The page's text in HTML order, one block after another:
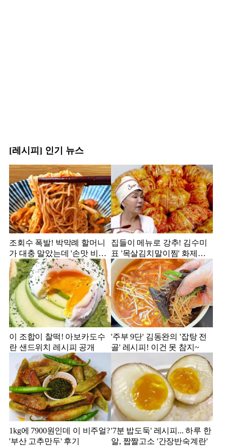
[레시피] 인기 뉴스
조회수 폭발! 박막례 할머니
가 대충 말았는데 '손맛 비빔
국수'
집들이 메뉴로 강추! 김수미
표 '목살김치말이찜' 화제의
레시피
이 조합이 찰떡! 아보카도수
란 샌드위치 레시피 공개
'주부 9단' 김동완의 '잡탕 전
골' 레시피! 이건 못 참지~
1kg에 7900원인데 이 비주얼?
'부산 고추만두' 후기
'7분 밥도둑' 레시피... 하루 한
알, 짭짤고소 '간장반숙계란'